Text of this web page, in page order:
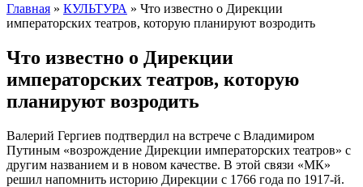
Главная » КУЛЬТУРА » Что известно о Дирекции
императорских театров, которую планируют возродить
Что известно о Дирекции
императорских театров, которую
планируют возродить
Валерий Гергиев подтвердил на встрече с Владимиром
Путиным «возрождение Дирекции императорских театров» с
другим названием и в новом качестве. В этой связи «МК»
решил напомнить историю Дирекции с 1766 года по 1917-й.